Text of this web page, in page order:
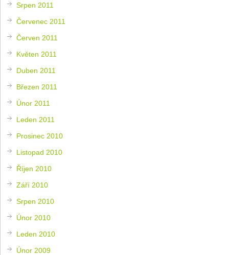
Srpen 2011
Červenec 2011
Červen 2011
Květen 2011
Duben 2011
Březen 2011
Únor 2011
Leden 2011
Prosinec 2010
Listopad 2010
Říjen 2010
Září 2010
Srpen 2010
Únor 2010
Leden 2010
Únor 2009